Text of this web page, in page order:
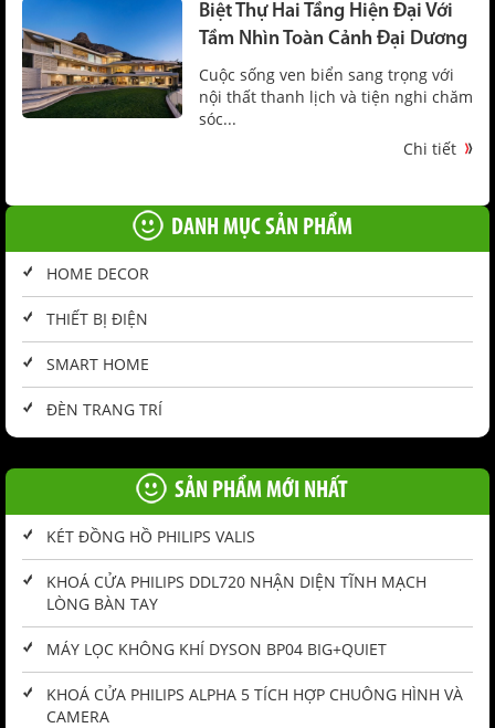
Biệt Thự Hai Tầng Hiện Đại Với
Tầm Nhìn Toàn Cảnh Đại Dương
Cuộc sống ven biển sang trọng với
nội thất thanh lịch và tiện nghi chăm
sóc...
Chi tiết
DANH MỤC SẢN PHẨM
HOME DECOR
THIẾT BỊ ĐIỆN
SMART HOME
ĐÈN TRANG TRÍ
SẢN PHẨM MỚI NHẤT
KÉT ĐỒNG HỒ PHILIPS VALIS
KHOÁ CỬA PHILIPS DDL720 NHẬN DIỆN TĨNH MẠCH
LÒNG BÀN TAY
MÁY LỌC KHÔNG KHÍ DYSON BP04 BIG+QUIET
KHOÁ CỬA PHILIPS ALPHA 5 TÍCH HỢP CHUÔNG HÌNH VÀ
CAMERA